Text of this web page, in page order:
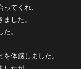
てくれ、
した。
。
体感しました。